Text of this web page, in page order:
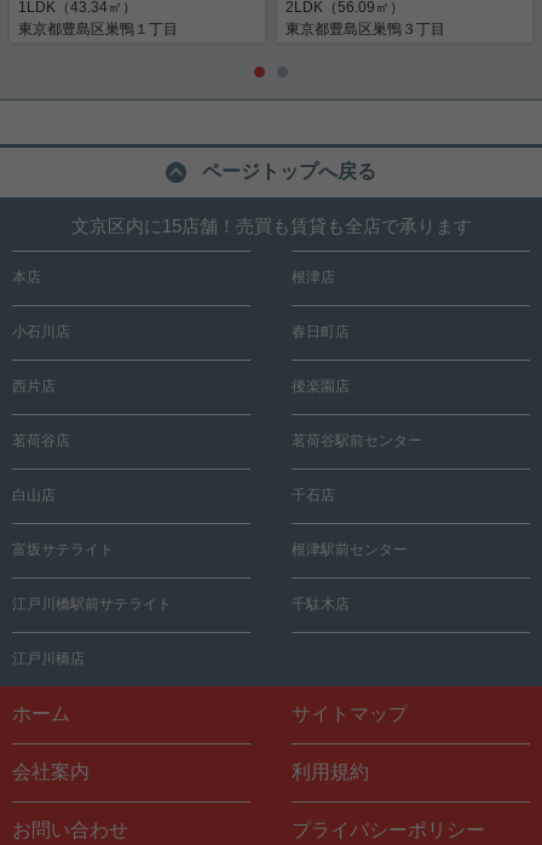
1LDK（43.34㎡）
東京都豊島区巣鴨１丁目
2LDK（56.09㎡）
東京都豊島区巣鴨３丁目
ページトップへ戻る
文京区内に15店舗！売買も賃貸も全店で承ります
本店 根津店
小石川店 春日町店
西片店 後楽園店
茗荷谷店 茗荷谷駅前センター
白山店 千石店
富坂サテライト 根津駅前センター
江戸川橋駅前サテライト 千駄木店
江戸川橋店
ホーム サイトマップ
会社案内 利用規約
お問い合わせ プライバシーポリシー